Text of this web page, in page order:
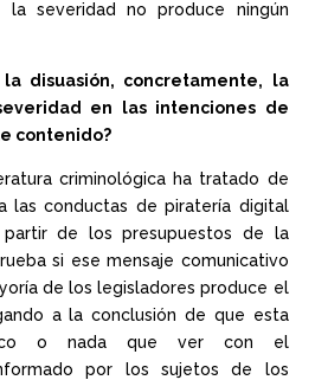
severidad no produce ningún
disuasión, concretamente, la
en las intenciones de
contenido?
criminológica ha tratado de
las conductas de piratería digital
de los presupuestos de la
si ese mensaje comunicativo
de los legisladores produce el
a la conclusión de que esta
o nada que ver con el
por los sujetos de los